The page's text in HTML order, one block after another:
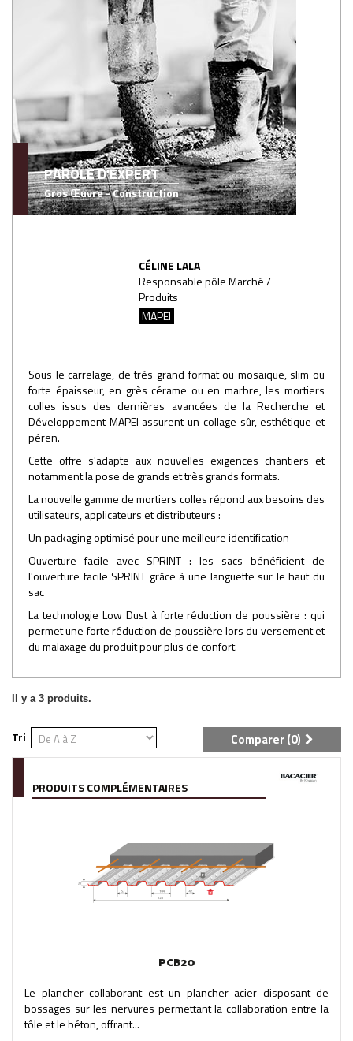
PAROLE D'EXPERT
Gros Œuvre - Construction
CÉLINE LALA
Responsable pôle Marché /
Produits
MAPEI
Sous le carrelage, de très grand format ou mosaïque, slim ou
forte épaisseur, en grès cérame ou en marbre, les mortiers
colles issus des dernières avancées de la Recherche et
Développement MAPEI assurent un collage sûr, esthétique et
péren.
Cette offre s'adapte aux nouvelles exigences chantiers et
notamment la pose de grands et très grands formats.
La nouvelle gamme de mortiers colles répond aux besoins des
utilisateurs, applicateurs et distributeurs :
Un packaging optimisé pour une meilleure identification
Ouverture facile avec SPRINT : les sacs bénéficient de
l'ouverture facile SPRINT grâce à une languette sur le haut du
sac
La technologie Low Dust à forte réduction de poussière : qui
permet une forte réduction de poussière lors du versement et
du malaxage du produit pour plus de confort.
Il y a 3 produits.
Tri Comparer (0)
PRODUITS COMPLÉMENTAIRES
PCB20
Le plancher collaborant est un plancher acier disposant de
bossages sur les nervures permettant la collaboration entre la
tôle et le béton, offrant...